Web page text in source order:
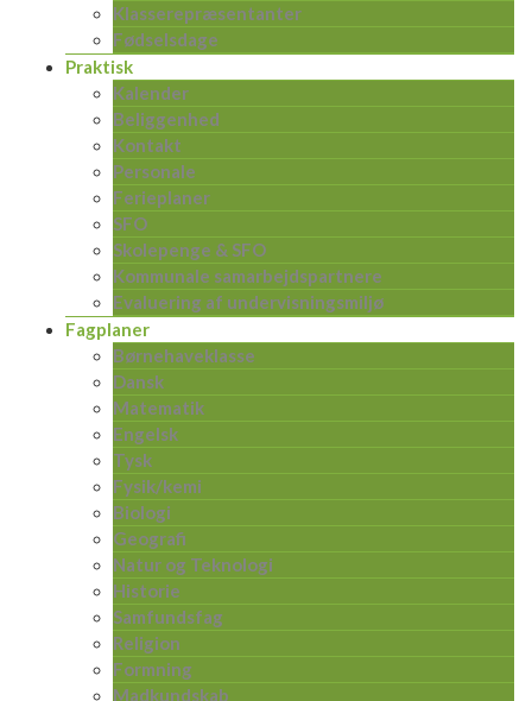
Klasserepræsentanter
Fødselsdage
Praktisk
Kalender
Beliggenhed
Kontakt
Personale
Ferieplaner
SFO
Skolepenge & SFO
Kommunale samarbejdspartnere
Evaluering af undervisningsmiljø
Fagplaner
Børnehaveklasse
Dansk
Matematik
Engelsk
Tysk
Fysik/kemi
Biologi
Geografi
Natur og Teknologi
Historie
Samfundsfag
Religion
Formning
Madkundskab